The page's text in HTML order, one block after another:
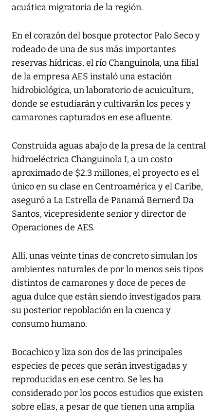
acuática migratoria de la región.
En el corazón del bosque protector Palo Seco y
rodeado de una de sus más importantes
reservas hídricas, el río Changuinola, una filial
de la empresa AES instaló una estación
hidrobiológica, un laboratorio de acuicultura,
donde se estudiarán y cultivarán los peces y
camarones capturados en ese afluente.
Construida aguas abajo de la presa de la central
hidroeléctrica Changuinola I, a un costo
aproximado de $2.3 millones, el proyecto es el
único en su clase en Centroamérica y el Caribe,
aseguró a La Estrella de Panamá Bernerd Da
Santos, vicepresidente senior y director de
Operaciones de AES.
Allí, unas veinte tinas de concreto simulan los
ambientes naturales de por lo menos seis tipos
distintos de camarones y doce de peces de
agua dulce que están siendo investigados para
su posterior repoblación en la cuenca y
consumo humano.
Bocachico y liza son dos de las principales
especies de peces que serán investigadas y
reproducidas en ese centro. Se les ha
considerado por los pocos estudios que existen
sobre ellas, a pesar de que tienen una amplia